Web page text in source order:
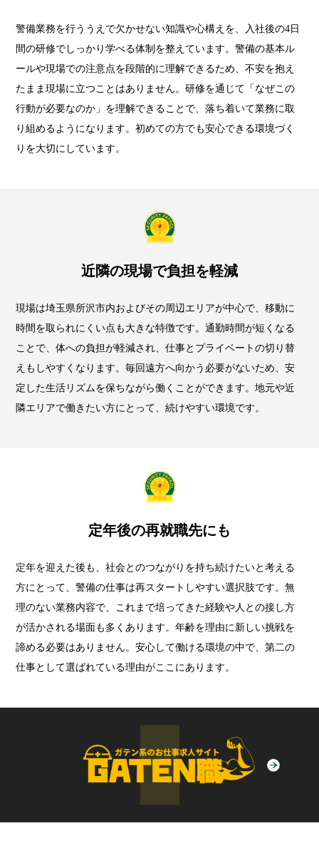
警備業務を行ううえで欠かせない知識や心構えを、入社後の4日
間の研修でしっかり学べる体制を整えています。警備の基本ル
ールや現場での注意点を段階的に理解できるため、不安を抱え
たまま現場に立つことはありません。研修を通じて「なぜこの
行動が必要なのか」を理解できることで、落ち着いて業務に取
り組めるようになります。初めての方でも安心できる環境づく
りを大切にしています。
近隣の現場で負担を軽減
現場は埼玉県所沢市内およびその周辺エリアが中心で、移動に
時間を取られにくい点も大きな特徴です。通勤時間が短くなる
ことで、体への負担が軽減され、仕事とプライベートの切り替
えもしやすくなります。毎回遠方へ向かう必要がないため、安
定した生活リズムを保ちながら働くことができます。地元や近
隣エリアで働きたい方にとって、続けやすい環境です。
定年後の再就職先にも
定年を迎えた後も、社会とのつながりを持ち続けたいと考える
方にとって、警備の仕事は再スタートしやすい選択肢です。無
理のない業務内容で、これまで培ってきた経験や人との接し方
が活かされる場面も多くあります。年齢を理由に新しい挑戦を
諦める必要はありません。安心して働ける環境の中で、第二の
仕事として選ばれている理由がここにあります。